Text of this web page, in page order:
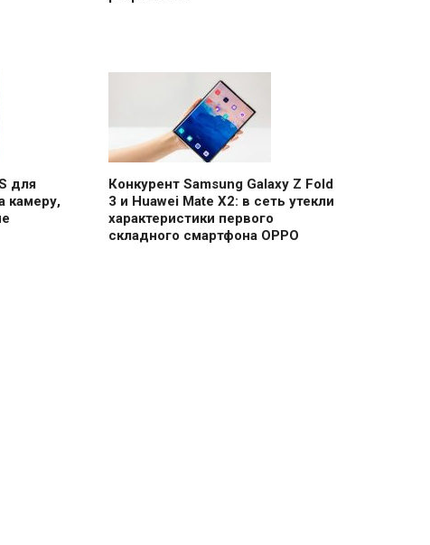
для
камеру,
Конкурент Samsung Galaxy Z Fold
3 и Huawei Mate X2: в сеть утекли
характеристики первого
складного смартфона OPPO